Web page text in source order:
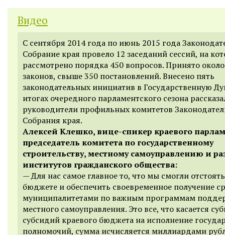
Видео
С сентября 2014 года по июнь 2015 года
Собрание края провело 12 заседаний сессий, на
рассмотрено порядка 450 вопросов. Принято
законов, свыше 350 постановлений. Внесено пять
законодательных инициатив в Государственную
итогах очередного парламентского сезона
руководители профильных комитетов
Собрания края.
Алексей Клешко, вице-спикер краевого
председатель комитета по государственному
строительству, местному самоуправлению и
институтов гражданского общества:
— Для нас самое главное то, что мы смогли
бюджете и обеспечить своевременное получение
муниципалитетами по важным программам
местного самоуправления. Это все, что касается
субсидий краевого бюджета на исполнение
полномочий, сумма исчисляется миллиардами